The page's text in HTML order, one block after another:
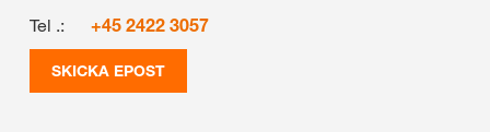
Tel .:
+45 2422 3057
SKICKA EPOST